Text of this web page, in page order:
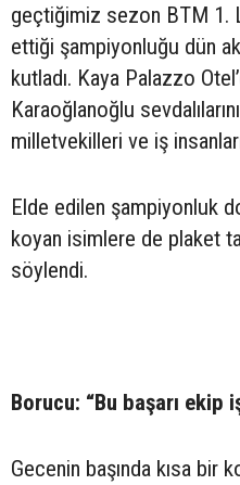
geçtiğimiz sezon BTM 1.
ettiği şampiyonluğu dün
kutladı. Kaya Palazzo
Karaoğlanoğlu
milletvekilleri ve iş insanları
Elde edilen şampiyonluk
koyan isimlere de plaket
söylendi.
Borucu: “Bu başarı ekip
Gecenin başında kısa bir